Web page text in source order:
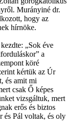
Murányiné dr.
hogy az
hírnöke.
„Sok éve
a
köré
kértük az Úr
és amit mi
csak Ő képes
vizsgáltuk, mert
erős és biztos
és Pál voltak, és oly